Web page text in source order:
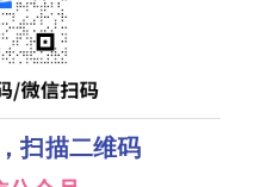
扫描二维码